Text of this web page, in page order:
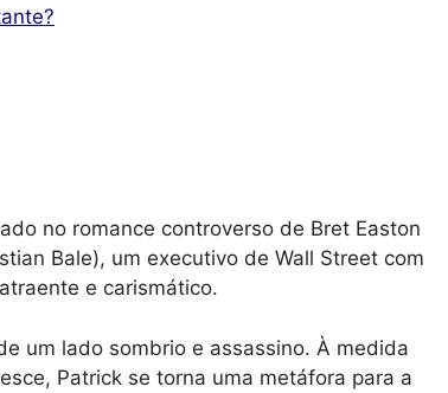
no romance controverso de Bret Easton
Bale), um executivo de Wall Street com
e carismático.
um lado sombrio e assassino. À medida
Patrick se torna uma metáfora para a